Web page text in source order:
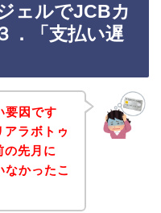
ェルでJCBカ
．「支払い遅
要因です
ラボトゥ
の先月に
かったこ